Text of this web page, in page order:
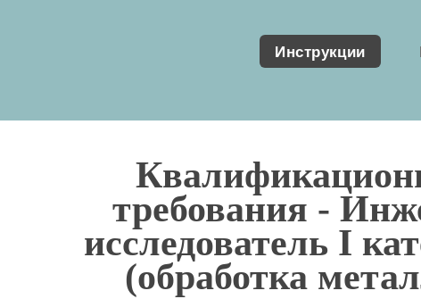
Инструкции
требования -
исследователь I
(обработка